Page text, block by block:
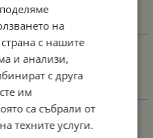
на
с нашите
и анализи,
с друга
им
са събрали от
техните услуги.